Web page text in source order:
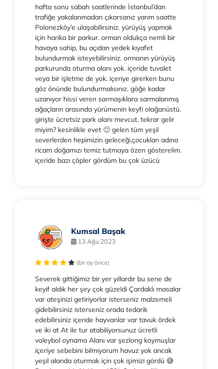
hafta sonu sabah saatlerinde İstanbul’dan
trafiğe yakalanmadan çıkarsanız yarım saatte
Polonezköy’e ulaşabilirsiniz. yürüyüş yapmak
için harika bir parkur. orman oldukça nemli bir
havaya sahip, bu açıdan yedek kıyafet
bulundurmak isteyebilirsiniz. ormanın yürüyüş
parkurunda oturma alanı yok. içeride tuvalet
veya bir işletme de yok. içeriye girerken bunu
göz önünde bulundurmalısınız. göğe kadar
uzanıyor hissi veren sarmaşıklara sarmalanmış
ağaçların arasında yürümenin keyfi olağanüstü.
girişte ücretsiz park alanı mevcut. tekrar gelir
miyim? kesinlikle evet 🙂 gelen tüm yeşil
severlerden hepimizin geleceği,çocukları adına
ricam doğamızı temiz tutmaya özen gösterelim.
içeride bazı çöpler gördüm bu çok üzücü
Kumsal Başak
13 Ağu 2023
(bir ay önce)
Severek gittiğimiz bir yer yıllardır bu sene de
keyif aldık her şey çok güzeldi Çardaklı masalar
var ateşinizi getiriyorlar isterseniz malzemeli
gidebilirsiniz isterseniz orada tedarik
edebilirsiniz içeride hayvanlar var tavuk ördek
ve iki at At ile tur atabiliyorsunuz ücretli
voleybol oynama Alanı var şezlong koymuşlar
içeriye sebebini bilmiyorum havuz yok ancak
yeşil alanda oturmak için çok işimizi gördü 😅